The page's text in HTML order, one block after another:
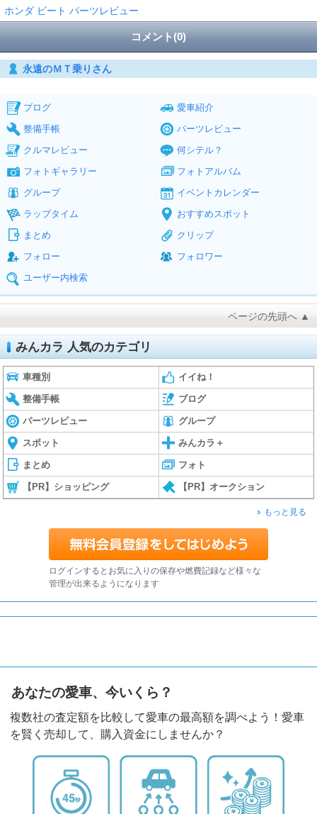
ホンダ ビート パーツレビュー
コメント(0)
永遠のＭＴ乗りさん
ブログ
愛車紹介
整備手帳
パーツレビュー
クルマレビュー
何シテル？
フォトギャラリー
フォトアルバム
グループ
イベントカレンダー
ラップタイム
おすすめスポット
まとめ
クリップ
フォロー
フォロワー
ユーザー内検索
ページの先頭へ ▲
みんカラ 人気のカテゴリ
車種別 イイね！
整備手帳 ブログ
パーツレビュー グループ
スポット みんカラ＋
まとめ フォト
【PR】ショッピング 【PR】オークション
もっと見る
ログインするとお気に入りの保存や燃費記録など様々な
管理が出来るようになります
あなたの愛車、今いくら？
複数社の査定額を比較して愛車の最高額を調べよう！愛車
を賢く売却して、購入資金にしませんか？